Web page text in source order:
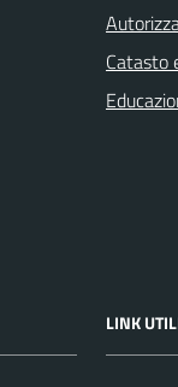
Catasto
LINK